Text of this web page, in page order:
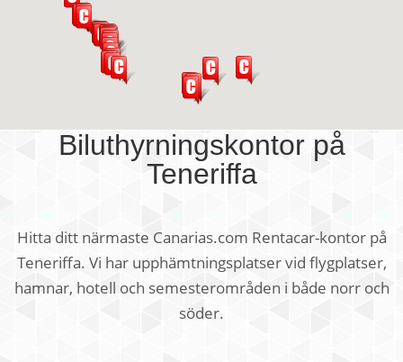
Biluthyrningskontor på
Teneriffa
Hitta ditt närmaste Canarias.com Rentacar-kontor på
Teneriffa. Vi har upphämtningsplatser vid flygplatser,
hamnar, hotell och semesterområden i både norr och
söder.